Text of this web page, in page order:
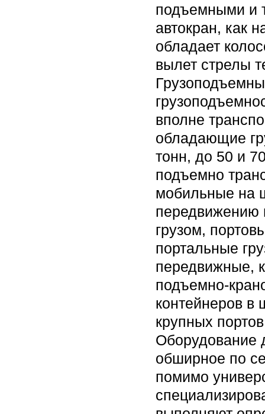
подъемными и
автокран, как
обладает
вылет стрелы
вполне
обладающие
тонн, до 50 и
подъемно
мобильные на
передвижению
грузом,
портальные
передвижные,
подъемно-
контейнеров
крупных
Оборудование
обширное по
помимо